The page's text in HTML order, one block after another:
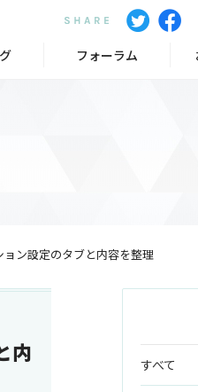
ン設定のタブと内容を整理
内
すべて
フォーラム